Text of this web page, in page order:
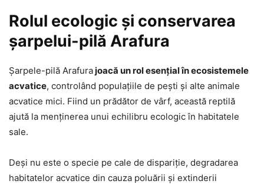
Rolul ecologic și conservarea
șarpelui-pilă Arafura
Șarpele-pilă Arafurajoacă un rol esențial în ecosistemele
acvatice, controlând populațiile de pești și alte animale
acvatice mici. Fiind un prădător de vârf, această reptilă
ajută la menținerea unui echilibru ecologic în habitatele
sale.
Deși nu este o specie pe cale de dispariție, degradarea
habitatelor acvatice din cauza poluării și extinderii